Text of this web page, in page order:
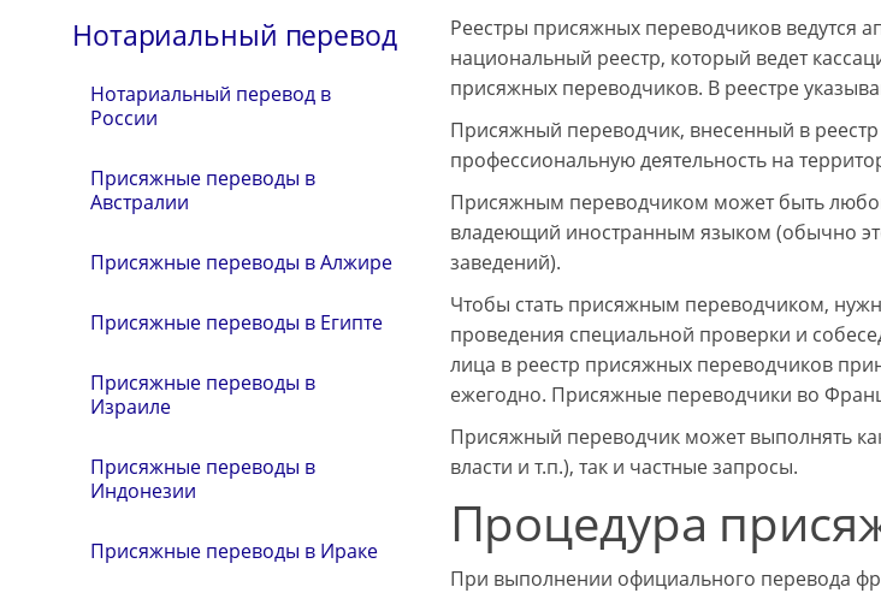
Нотариальный перевод
Нотариальный перевод в
России
Присяжные переводы в
Австралии
Присяжные переводы в Алжире
Присяжные переводы в Египте
Присяжные переводы в
Израиле
Присяжные переводы в
Индонезии
Присяжные переводы в Ираке
Реестры присяжных переводчиков ведутся
национальный реестр, который ведет
присяжных переводчиков. В реестре
Присяжный переводчик, внесенный в
профессиональную деятельность на
Присяжным переводчиком может быть
владеющий иностранным языком (обычно
заведений).
Чтобы стать присяжным переводчиком,
проведения специальной проверки и
лица в реестр присяжных переводчиков
ежегодно. Присяжные переводчики во
Присяжный переводчик может выполнять
власти и т.п.), так и частные запросы.
Процедура
При выполнении официального перевода